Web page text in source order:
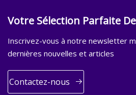
Votre Sélection Parfaite
Inscrivez-vous à notre newsletter
dernières nouvelles et articles
Contactez-nous